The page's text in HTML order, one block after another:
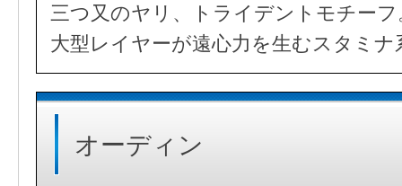
三つ又のヤリ、トライデントモチー
大型レイヤーが遠心力を生むスタミナ
オーディン